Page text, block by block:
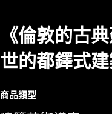
《倫敦的古
世的都鐸式
商品類型